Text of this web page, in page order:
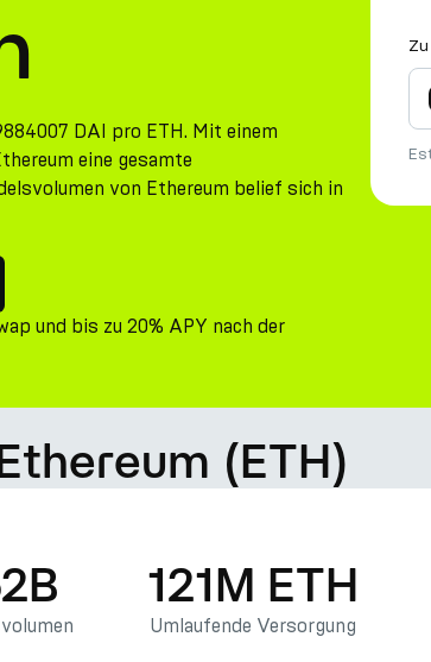
DAI pro ETH. Mit einem
eine gesamte
von Ethereum belief sich in
und bis zu 20% APY nach der
Zu
(ETH)
121M ETH
Umlaufende Versorgung